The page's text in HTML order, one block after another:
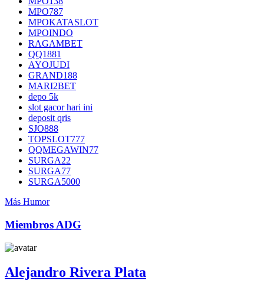
MPO787
MPOKATASLOT
MPOINDO
RAGAMBET
QQ1881
AYOJUDI
GRAND188
MARI2BET
depo 5k
slot gacor hari ini
deposit qris
SJO888
TOPSLOT777
QQMEGAWIN77
SURGA22
SURGA77
SURGA5000
Más Humor
Miembros ADG
Alejandro Rivera Plata